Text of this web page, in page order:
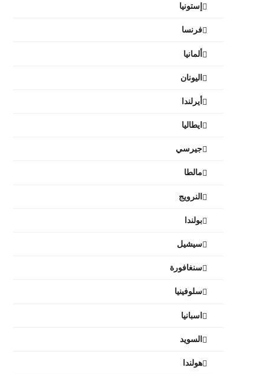
إستونيا
فرنسا
ألمانيا
اليونان
أيرلندا
ايطاليا
جيرسي
مالطا
النرويج
بولندا
سيشيل
سنغافورة
سلوفينيا
اسبانيا
السويد
هولندا